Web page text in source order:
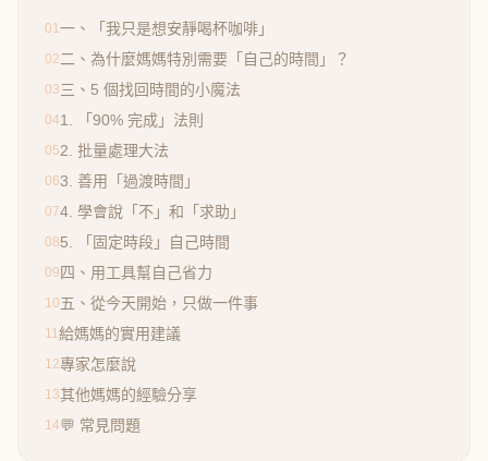
01一、「我只是想安靜喝杯咖啡」
02二、為什麼媽媽特別需要「自己的時間」？
03三、5 個找回時間的小魔法
041. 「90% 完成」法則
052. 批量處理大法
063. 善用「過渡時間」
074. 學會說「不」和「求助」
085. 「固定時段」自己時間
09 四、用工具幫自己省力
10五、從今天開始，只做一件事
11給媽媽的實用建議
12專家怎麼說
13其他媽媽的經驗分享
14💬 常見問題